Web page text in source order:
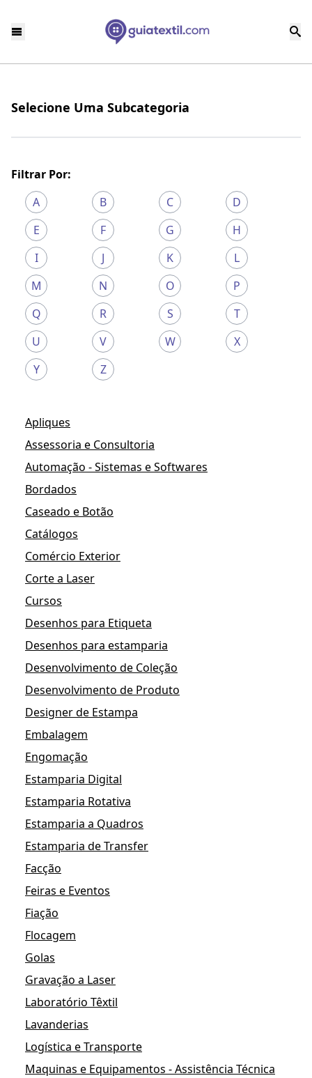
Selecione Uma Subcategoria
Filtrar Por:
A
B C
D
E
F G
H
I
J K
L
M
N O
P
Q
R S
T
U
V W
X
Y
Z
Apliques
Assessoria e Consultoria
Automação - Sistemas e Softwares
Bordados
Caseado e Botão
Catálogos
Comércio Exterior
Corte a Laser
Cursos
Desenhos para Etiqueta
Desenhos para estamparia
Desenvolvimento de Coleção
Desenvolvimento de Produto
Designer de Estampa
Embalagem
Engomação
Estamparia Digital
Estamparia Rotativa
Estamparia a Quadros
Estamparia de Transfer
Facção
Feiras e Eventos
Fiação
Flocagem
Golas
Gravação a Laser
Laboratório Têxtil
Lavanderias
Logística e Transporte
Maquinas e Equipamentos - Assistência Técnica